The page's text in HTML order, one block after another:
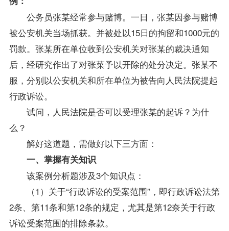
公务员张某经常参与赌博。一日，张某因参与赌博
被公安机关当场抓获。并被处以15日的拘留和1000元的
罚款。张某所在单位收到公安机关对张某的裁决通知
后，经研究作出了对张菜予以开除的处分决定。张某不
服，分别以公安机关和所在单位为被告向人民法院提起
行政诉讼。
试问，人民法院是否可以受理张某的起诉？为什
么？
解好这道题，需做好以下三方面：
一、掌握有关知识
该案例分析题涉及3个知识点：
（1）关于“行政诉讼的受案范围”，即行政诉讼法第
2条、第11条和第12条的规定，尤其是第12奈关于行政
诉讼受案范围的排除条款。